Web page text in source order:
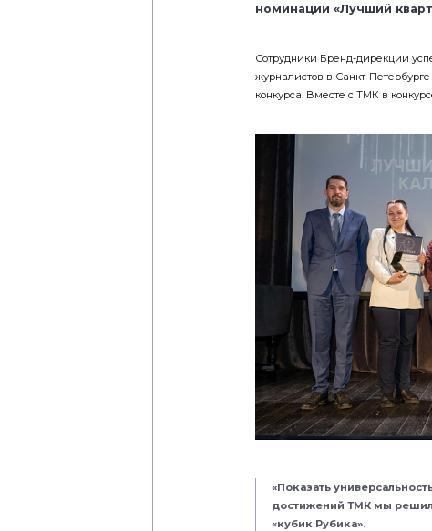
номинации «Лучший
Сотрудники Бренд-дирекции
журналистов в Санкт-
конкурса. Вместе с ТМК в
«Показать
достижений ТМК мы
«кубик Рубика».